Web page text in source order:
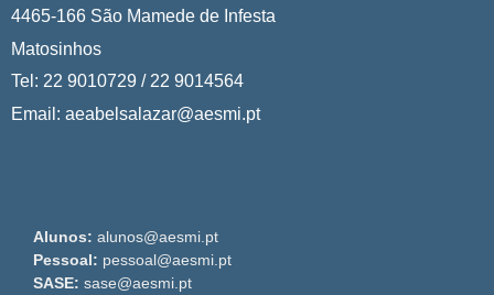
4465-166 São Mamede de Infesta
Matosinhos
Tel: 22 9010729 / 22 9014564
Email: aeabelsalazar@aesmi.pt
Alunos: alunos@aesmi.pt
Pessoal: pessoal@aesmi.pt
SASE: sase@aesmi.pt